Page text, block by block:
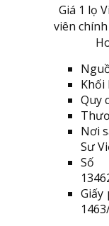
Giá 1 lọ
viên
Khối
Quy
Nơi
Sư
Số
Giấy